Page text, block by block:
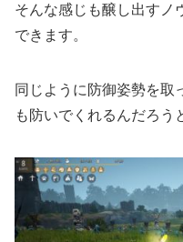
そんな感じも醸し出すノ
できます。
同じように防御姿勢を取
も防いでくれるんだろう